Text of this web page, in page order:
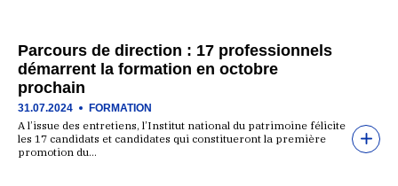
Parcours de direction : 17 professionnels
démarrent la formation en octobre
prochain
31.07.2024 FORMATION
A l’issue des entretiens, l’Institut national du patrimoine félicite
les 17 candidats et candidates qui constitueront la première
promotion du…